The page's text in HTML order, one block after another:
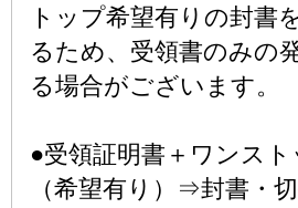
トップ希望有りの封書
るため、受領書のみの
る場合がございます。
●受領証明書＋ワンス
（希望有り）⇒封書・